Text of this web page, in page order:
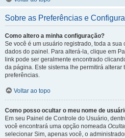
Sobre as Preferências e
Como altero a minha configuração?
Se você é um usuário registrado, toda a
dados do painel. Para alterá-la, clique em
link pode ser geralmente encontrado
da página. Este sistema lhe permitirá alterar
preferências.
Voltar ao topo
Como posso ocultar o meu nome de
Em seu Painel de Controle do Usuário,
você encontrará uma opção nomeada
selecionar Sim, apenas você, o